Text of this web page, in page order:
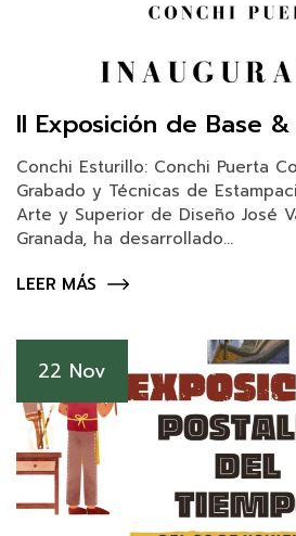
II Exposición de Base
Conchi Esturillo: Conchi Puerta
Grabado y Técnicas de
Arte y Superior de Diseño José
Granada, ha desarrollado...
LEER MÁS
22 Nov